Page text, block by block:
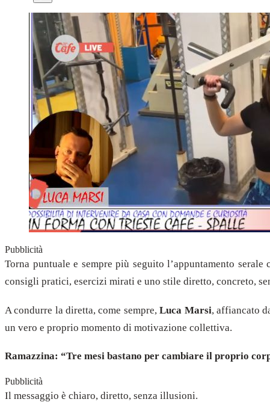
Pubblicità
Torna puntuale e sempre più seguito l’appuntamento serale
consigli pratici, esercizi mirati e uno stile diretto, concreto,
A condurre la diretta, come sempre,Luca Marsi, affiancato
un vero e proprio momento di motivazione collettiva.
Ramazzina: “Tre mesi bastano per cambiare il proprio
Pubblicità
Il messaggio è chiaro, diretto, senza illusioni.